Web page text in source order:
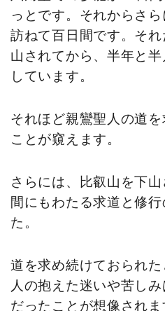
っとです。それからさ
訪ねて百日間です。そ
山されてから、半年と
しています。
それほど親鸞聖人の道
ことが窺えます。
さらには、比叡山を下
間にもわたる求道と修
た。
道を求め続けておられ
人の抱えた迷いや苦し
だったことが想像されま